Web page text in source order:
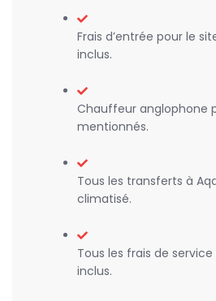
Frais d’entrée pour le
inclus.
Chauffeur anglophone
mentionnés.
Tous les transferts à
climatisé.
Tous les frais de
inclus.